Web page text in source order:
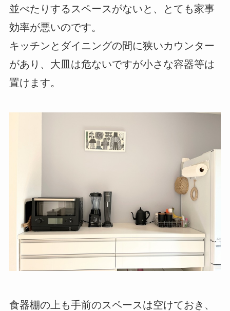
並べたりするスペースがないと、とても家事
効率が悪いのです。
キッチンとダイニングの間に狭いカウンター
があり、大皿は危ないですが小さな容器等は
置けます。
食器棚の上も手前のスペースは空けておき、